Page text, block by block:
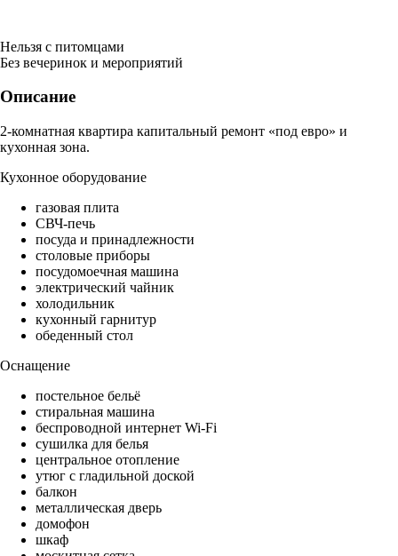
Нельзя с питомцами
Без вечеринок и мероприятий
Описание
2-комнатная квартира капитальный ремонт «под евро» и
кухонная зона.
Кухонное оборудование
газовая плита
СВЧ-печь
посуда и принадлежности
столовые приборы
посудомоечная машина
электрический чайник
холодильник
кухонный гарнитур
обеденный стол
Оснащение
постельное бельё
стиральная машина
беспроводной интернет Wi-Fi
сушилка для белья
центральное отопление
утюг с гладильной доской
балкон
металлическая дверь
домофон
шкаф